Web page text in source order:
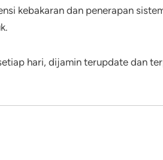
kebakaran dan penerapan
hari, dijamin terupdate dan